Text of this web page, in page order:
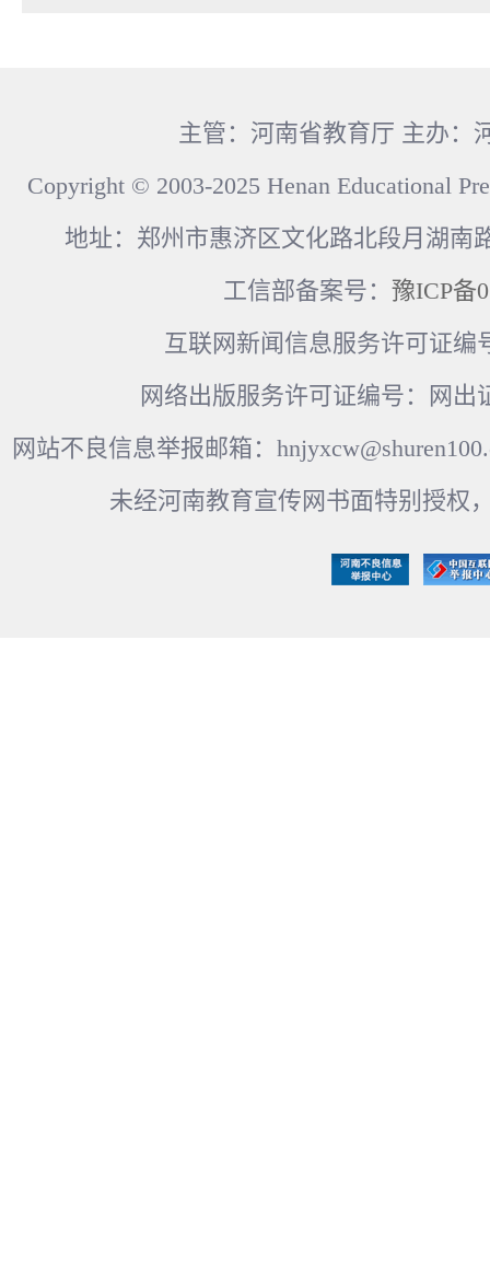
主管：河南省教育厅 主办：
Copyright © 2003-2025 Henan Educational
地址：郑州市惠济区文化路北段月湖南
工信部备案号： 豫ICP备
互联网新闻信息服务许可证编
网络出版服务许可证编号：网出
网站不良信息举报邮箱：
未经河南教育宣传网书面特别授权